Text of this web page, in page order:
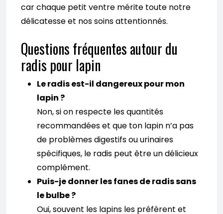
car chaque petit ventre mérite toute notre
délicatesse et nos soins attentionnés.
Questions fréquentes autour du
radis pour lapin
Le radis est-il dangereux pour mon
lapin ?
Non, si on respecte les quantités
recommandées et que ton lapin n’a pas
de problèmes digestifs ou urinaires
spécifiques, le radis peut être un délicieux
complément.
Puis-je donner les fanes de radis sans
le bulbe ?
Oui, souvent les lapins les préfèrent et